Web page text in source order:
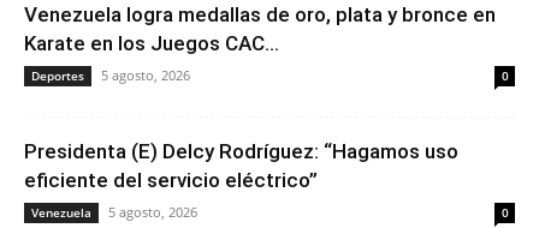
Venezuela logra medallas de oro, plata y bronce en
Karate en los Juegos CAC...
Deportes 5 agosto, 2026 0
Presidenta (E) Delcy Rodríguez: “Hagamos uso
eficiente del servicio eléctrico”
Venezuela 5 agosto, 2026 0